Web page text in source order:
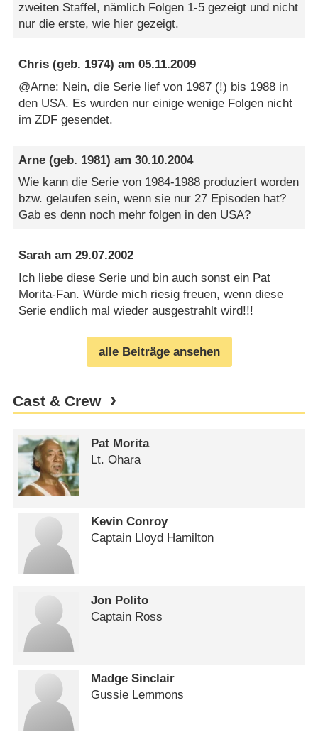
zweiten Staffel, nämlich Folgen 1-5 gezeigt und nicht
nur die erste, wie hier gezeigt.
Chris (geb. 1974) am05.11.2009
@Arne: Nein, die Serie lief von 1987 (!) bis 1988 in
den USA. Es wurden nur einige wenige Folgen nicht
im ZDF gesendet.
Arne (geb. 1981) am30.10.2004
Wie kann die Serie von 1984-1988 produziert worden
bzw. gelaufen sein, wenn sie nur 27 Episoden hat?
Gab es denn noch mehr folgen in den USA?
Sarah am29.07.2002
Ich liebe diese Serie und bin auch sonst ein Pat
Morita-Fan. Würde mich riesig freuen, wenn diese
Serie endlich mal wieder ausgestrahlt wird!!!
alle Beiträge ansehen
Cast & Crew
Pat Morita
Lt. Ohara
Kevin Conroy
Captain Lloyd Hamilton
Jon Polito
Captain Ross
Madge Sinclair
Gussie Lemmons